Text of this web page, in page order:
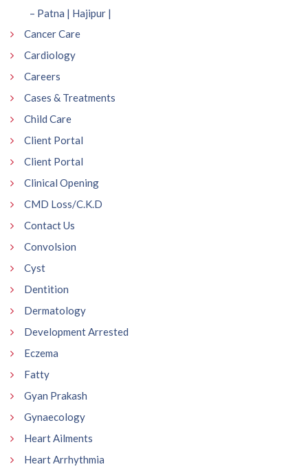
– Patna | Hajipur |
Cancer Care
Cardiology
Careers
Cases & Treatments
Child Care
Client Portal
Client Portal
Clinical Opening
CMD Loss/C.K.D
Contact Us
Convolsion
Cyst
Dentition
Dermatology
Development Arrested
Eczema
Fatty
Gyan Prakash
Gynaecology
Heart Ailments
Heart Arrhythmia